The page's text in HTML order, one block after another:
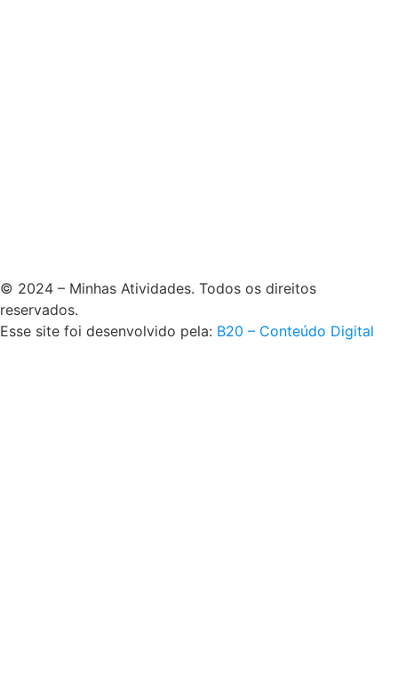
© 2024 – Minhas Atividades. Todos os direitos
reservados.
Esse site foi desenvolvido pela: B20 – Conteúdo Digital